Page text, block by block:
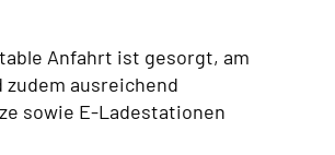
Anfahrt ist gesorgt, am
zudem ausreichend
sowie E-Ladestationen